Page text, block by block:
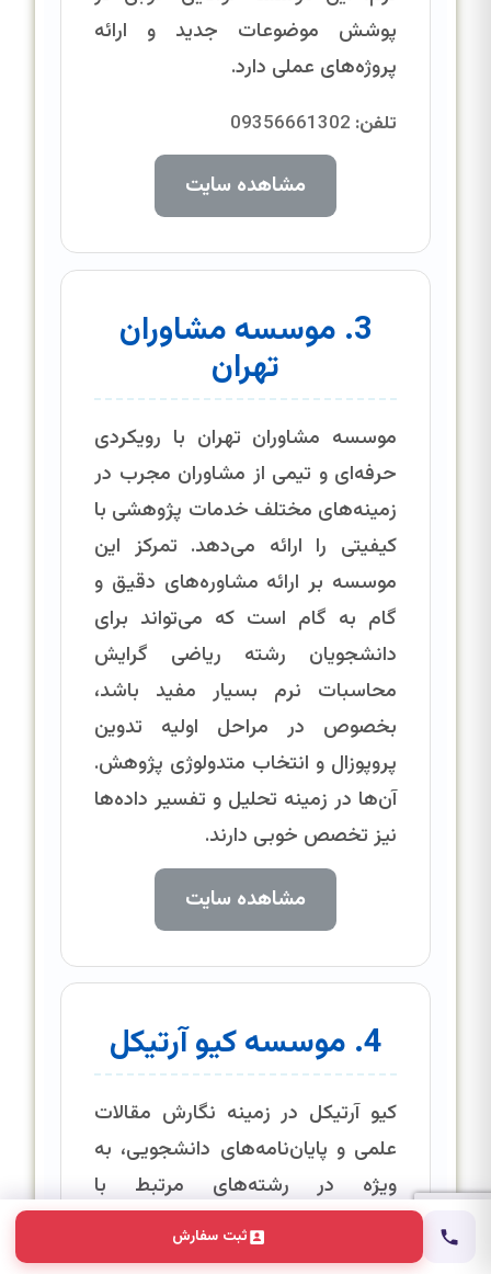
ثبت سفارش
پوشش موضوعات جدید و ارائه
پروژه‌های عملی دارد.
تلفن:
مشاهده سایت
3. موسسه مشاوران
تهران
موسسه مشاوران تهران با رویکردی
حرفه‌ای و تیمی از مشاوران مجرب در
زمینه‌های مختلف خدمات پژوهشی با
کیفیتی را ارائه می‌دهد. تمرکز این
موسسه بر ارائه مشاوره‌های دقیق و
گام به گام است که می‌تواند برای
دانشجویان رشته ریاضی گرایش
محاسبات نرم بسیار مفید باشد،
بخصوص در مراحل اولیه تدوین
پروپوزال و انتخاب متدولوژی پژوهش.
آن‌ها در زمینه تحلیل و تفسیر داده‌ها
نیز تخصص خوبی دارند.
مشاهده سایت
4. موسسه کیو آرتیکل
کیو آرتیکل در زمینه نگارش مقالات
علمی و پایان‌نامه‌های دانشجویی، به
ویژه در رشته‌های مرتبط با
پژوهش‌های کاربردی، فعالیت دارد.
این موسسه با ارائه خدمات کیفی و